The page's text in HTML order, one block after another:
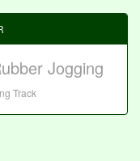
Jogging
Track